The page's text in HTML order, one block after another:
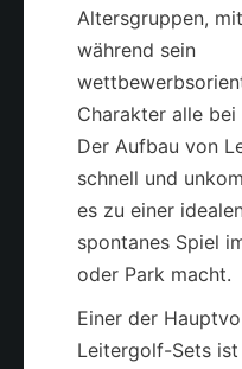
Altersgruppen,
während sein
Charakter alle bei
Der Aufbau von
schnell und
es zu einer
spontanes Spiel
oder Park macht.
Einer der
Leitergolf-Sets